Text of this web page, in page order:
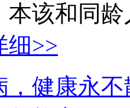
本该和同
细>>
，健康永不